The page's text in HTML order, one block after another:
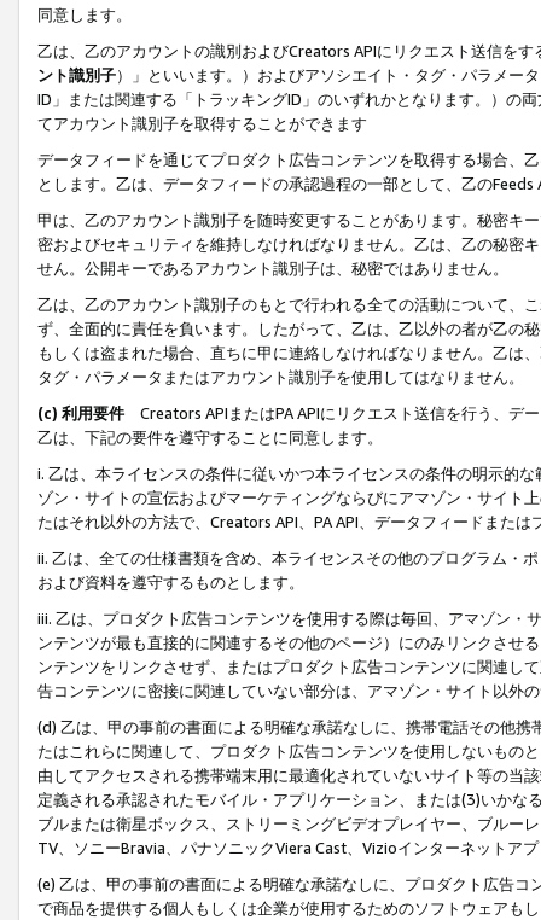
同意します。
乙は、乙のアカウントの識別およびCreators APIにリクエスト送信を
ント識別子）」といいます。）およびアソシエイト・タグ・パラメー
ID」または関連する「トラッキングID」のいずれかとなります。）の
てアカウント識別子を取得することができます
データフィードを通じてプロダクト広告コンテンツを取得する場合、
とします。乙は、データフィードの承認過程の一部として、乙の
甲は、乙のアカウント識別子を随時変更することがあります。秘密キ
密およびセキュリティを維持しなければなりません。乙は、乙の秘密
せん。公開キーであるアカウント識別子は、秘密ではありません。
乙は、乙のアカウント識別子のもとで行われる全ての活動について、
ず、全面的に責任を負います。したがって、乙は、乙以外の者が乙の
もしくは盗まれた場合、直ちに甲に連絡しなければなりません。乙は
タグ・パラメータまたはアカウント識別子を使用してはなりません。
(c) 利用要件 Creators APIまたはPA APIにリクエスト送信を行う、デ
乙は、下記の要件を遵守することに同意します。
i. 乙は、本ライセンスの条件に従いかつ本ライセンスの条件の明示的
ゾン・サイトの宣伝およびマーケティングならびにアマゾン・サイト
たはそれ以外の方法で、Creators API、PA API、データフィードまた
ii. 乙は、全ての仕様書類を含め、本ライセンスその他のプログラム・
および資料を遵守するものとします。
iii. 乙は、プロダクト広告コンテンツを使用する際は毎回、アマゾン
ンテンツが最も直接的に関連するその他のページ）にのみリンクさせ
ンテンツをリンクさせず、またはプロダクト広告コンテンツに関連し
告コンテンツに密接に関連していない部分は、アマゾン・サイト以外
(d) 乙は、甲の事前の書面による明確な承諾なしに、携帯電話その他
たはこれらに関連して、プロダクト広告コンテンツを使用しないもの
由してアクセスされる携帯端末用に最適化されていないサイト等の当
定義される承認されたモバイル・アプリケーション、または(3)いか
ブルまたは衛星ボックス、ストリーミングビデオプレイヤー、ブルー
TV、ソニーBravia、パナソニックViera Cast、Vizioインターネットア
(e) 乙は、甲の事前の書面による明確な承諾なしに、プロダクト広告
で商品を提供する個人もしくは企業が使用するためのソフトウェアも